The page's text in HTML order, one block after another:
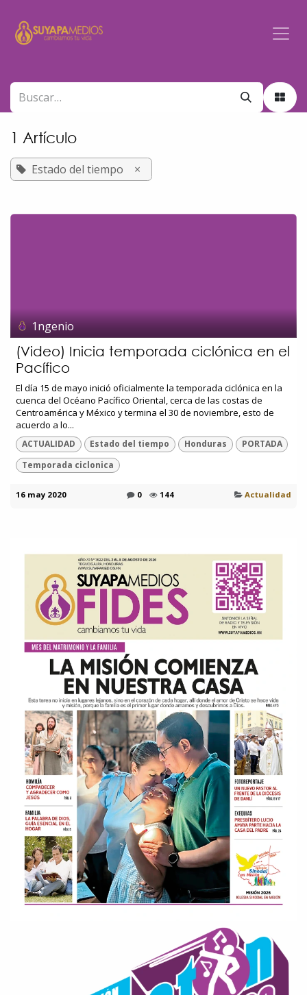
1 Artículo
Estado del tiempo ×
1ngenio
(Video) Inicia temporada ciclónica en el
Pacífico
El día 15 de mayo inició oficialmente la temporada ciclónica en la
cuenca del Océano Pacífico Oriental, cerca de las costas de
Centroamérica y México y termina el 30 de noviembre, esto de
acuerdo a lo...
ACTUALIDAD Estado del tiempo Honduras
PORTADA
Temporada ciclonica
16 may 2020 0 144 Actualidad